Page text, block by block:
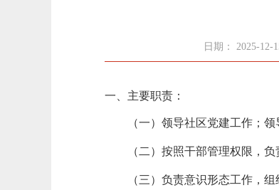
日期： 2025-12-
一、主要职责：
（一）领导社区党建工作；领
（二）按照干部管理权限，负
（三）负责意识形态工作，组